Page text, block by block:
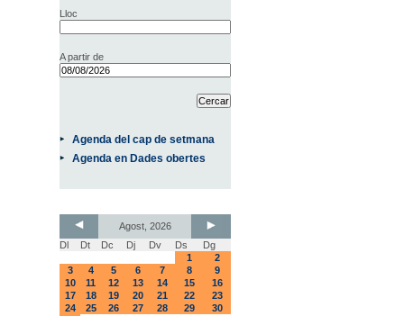
Lloc
A partir de
Agenda del cap de setmana
Agenda en Dades obertes
Agost, 2026
Dl
Dt Dc Dj Dv Ds
Dg
1
2
3
4 5 6 7 8
9
10
11 12 13 14 15
16
17
18 19 20 21 22
23
24
25 26 27 28 29
30